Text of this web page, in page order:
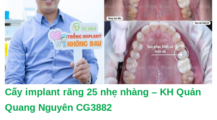
Cấy implant răng 25 nhẹ nhàng – KH Quản
Quang Nguyên CG3882